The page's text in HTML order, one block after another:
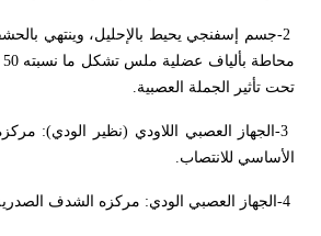
-2جسم إسفنجي يحيط بالإحليل، وينتهي
تحت تأثير الجملة العصبية.
-3الجهاز العصبي اللاودي (نظير الودي):
الأساسي للانتصاب.
-4 الجهاز العصبي الودي: مركزه الشدف